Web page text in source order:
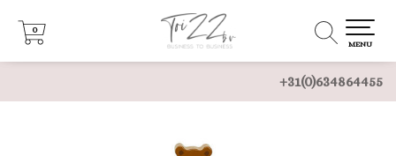
+31(0)634864455
0
0
MENU